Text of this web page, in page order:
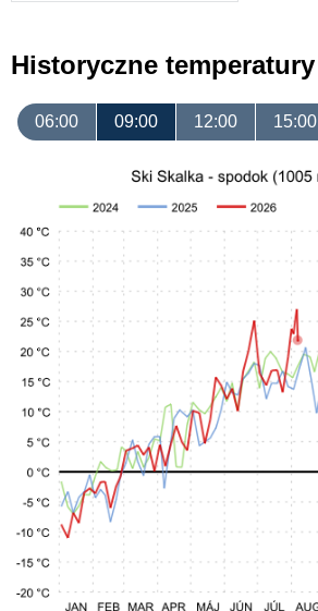
Historyczne temperatury
06:00 09:00 12:00 15:00